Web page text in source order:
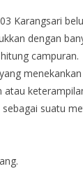
Karangsari
dengan
campuran.
suatu